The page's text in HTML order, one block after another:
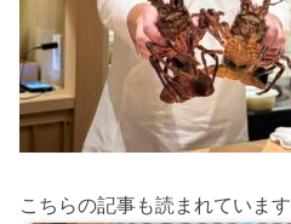
こちらの記事も読まれています